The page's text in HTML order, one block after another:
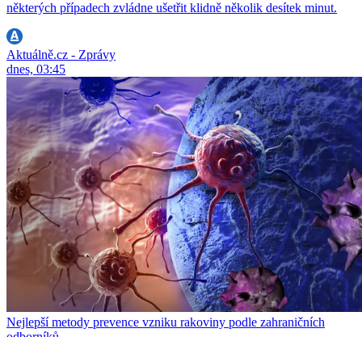
některých případech zvládne ušetřit klidně několik desítek minut.
Aktuálně.cz - Zprávy
dnes, 03:45
Nejlepší metody prevence vzniku rakoviny podle zahraničních